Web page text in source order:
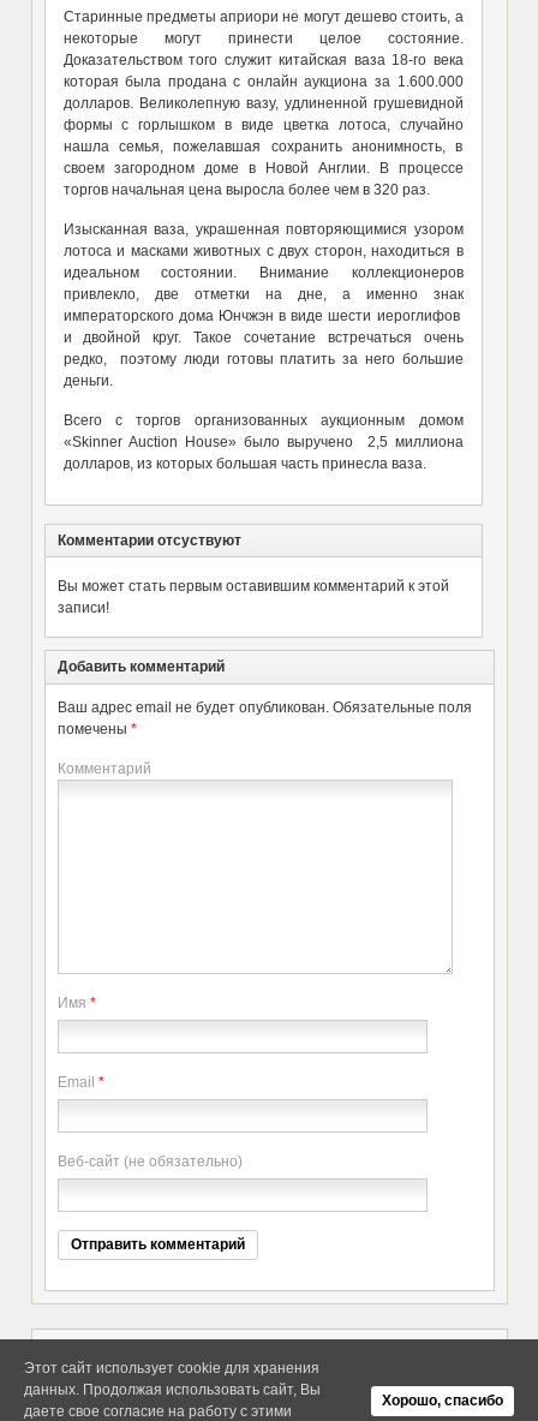
Старинные предметы априори не могут дешево стоить, а
некоторые могут принести целое состояние.
Доказательством того служит китайская ваза 18-го века
которая была продана с онлайн аукциона за 1.600.000
долларов. Великолепную вазу, удлиненной грушевидной
формы с горлышком в виде цветка лотоса, случайно
нашла семья, пожелавшая сохранить анонимность, в
своем загородном доме в Новой Англии. В процессе
торгов начальная цена выросла более чем в 320 раз.
Изысканная ваза, украшенная повторяющимися узором
лотоса и масками животных с двух сторон, находиться в
идеальном состоянии. Внимание коллекционеров
привлекло, две отметки на дне, а именно знак
императорского дома Юнчжэн в виде шести иероглифов
и двойной круг. Такое сочетание встречаться очень
редко, поэтому люди готовы платить за него большие
деньги.
Всего с торгов организованных аукционным домом
«Skinner Auction House» было выручено 2,5 миллиона
долларов, из которых большая часть принесла ваза.
Комментарии отсуствуют
Вы может стать первым оставившим комментарий к этой
записи!
Добавить комментарий
Ваш адрес email не будет опубликован. Обязательные поля
помечены *
Комментарий
Имя *
Email *
Веб-сайт (не обязательно)
Об Arras WordPress Theme
Copyright elitethings. All Rights
Reserved.
Этот сайт использует cookie для хранения
данных. Продолжая использовать сайт, Вы
даете свое согласие на работу с этими
Хорошо, спасибо